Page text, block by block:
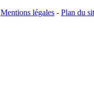
Mentions légales - Plan du